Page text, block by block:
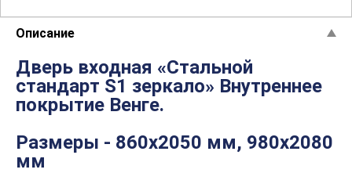
Описание
Дверь входная «Стальной
стандарт S1 зеркало» Внутреннее
покрытие Венге.
Размеры - 860х2050 мм, 980х2080
мм